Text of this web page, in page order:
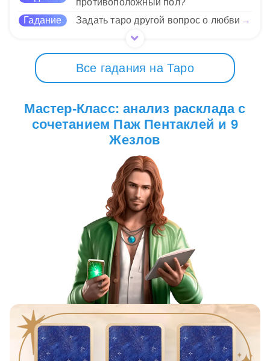
противоположный пол?
Гадание Задать таро другой вопрос о любви →
Все гадания на Таро
Мастер-Класс: анализ расклада с
сочетанием Паж Пентаклей и 9
Жезлов